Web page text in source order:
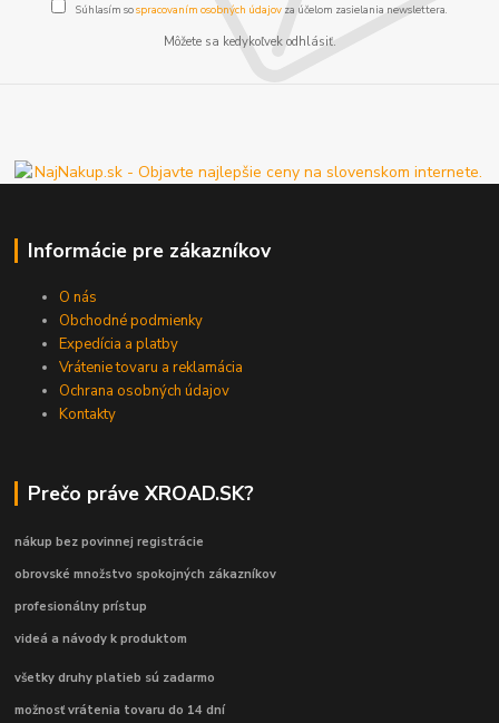
Súhlasím sospracovaním osobných údajov za účelom zasielania newslettera.
Môžete sa kedykoľvek odhlásiť.
Informácie pre zákazníkov
O nás
Obchodné podmienky
Expedícia a platby
Vrátenie tovaru a reklamácia
Ochrana osobných údajov
Kontakty
Prečo práve XROAD.SK?
nákup bez povinnej registrácie
obrovské množstvo spokojných zákazníkov
profesionálny prístup
videá a návody k produktom
všetky druhy platieb sú zadarmo
možnosť vrátenia tovaru do 14 dní